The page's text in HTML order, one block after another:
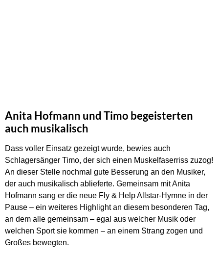
Anita Hofmann und Timo begeisterten
auch musikalisch
Dass voller Einsatz gezeigt wurde, bewies auch
Schlagersänger Timo, der sich einen Muskelfaserriss zuzog!
An dieser Stelle nochmal gute Besserung an den Musiker,
der auch musikalisch ablieferte. Gemeinsam mit Anita
Hofmann sang er die neue Fly & Help Allstar-Hymne in der
Pause – ein weiteres Highlight an diesem besonderen Tag,
an dem alle gemeinsam – egal aus welcher Musik oder
welchen Sport sie kommen – an einem Strang zogen und
Großes bewegten.